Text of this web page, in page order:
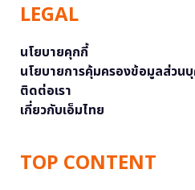
LEGAL
นโยบายคุกกี้
นโยบายการคุ้มครองข้อมูลส่วน
ติดต่อเรา
เกี่ยวกับเอ็มไทย
TOP CONTENT